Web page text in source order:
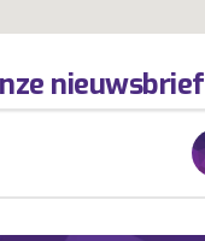
nieuwsbrief